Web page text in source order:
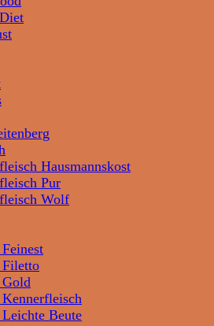
Hausmannskost
Pur
Wolf
Beute